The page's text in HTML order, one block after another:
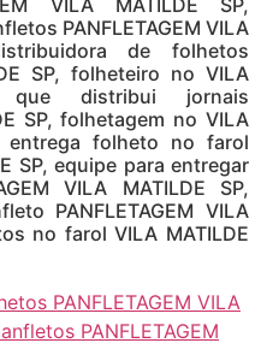
VILA MATILDE SP,
PANFLETAGEM VILA
de folhetos
SP, folheteiro no VILA
que distribui jornais
SP, folhetagem no VILA
entrega folheto no farol
SP, equipe para entregar
VILA MATILDE SP,
PANFLETAGEM VILA
no farol VILA MATILDE
PANFLETAGEM VILA
PANFLETAGEM